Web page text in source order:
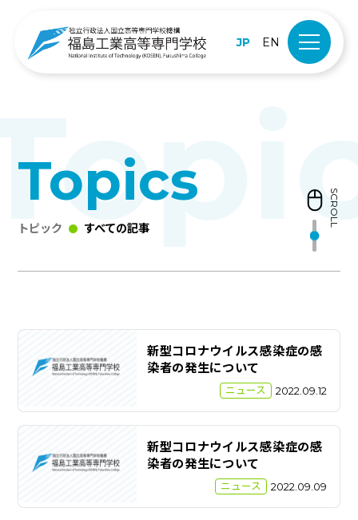
JP EN
Topics
トピック すべての記事
SCROLL
新型コロナウイルス感染症の感
染者の発生について
ニュース 2022.09.12
新型コロナウイルス感染症の感
染者の発生について
ニュース 2022.09.09